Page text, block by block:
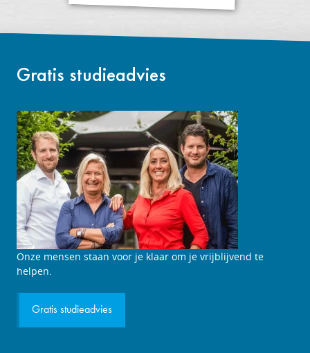
Gratis studieadvies
Studieadviesgesprek
aanvragen
Onze mensen staan voor je klaar om je vrijblijvend te
helpen.
Gratis studieadvies